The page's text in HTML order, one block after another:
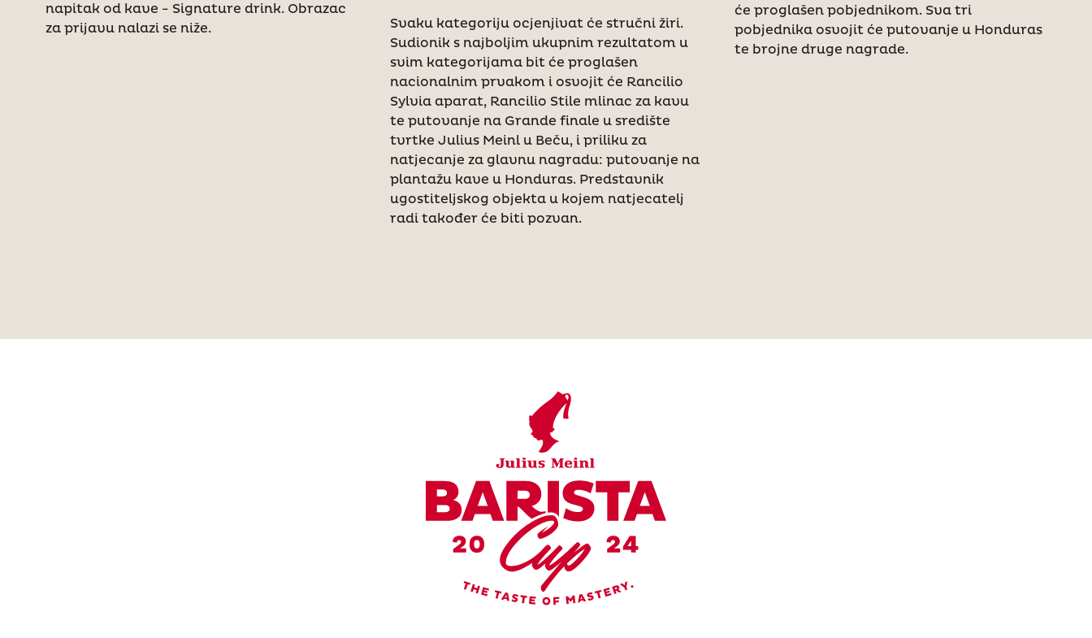
napitak od kave - Signature drink. Obrazac
za prijavu nalazi se niže.
Svaku kategoriju ocjenjivat će stručni žiri.
Sudionik s najboljim ukupnim rezultatom u
svim kategorijama bit će proglašen
nacionalnim prvakom i osvojit će Rancilio
Sylvia aparat, Rancilio Stile mlinac za kavu
te putovanje na Grande finale u središte
tvrtke Julius Meinl u Beču, i priliku za
natjecanje za glavnu nagradu: putovanje na
plantažu kave u Honduras. Predstavnik
ugostiteljskog objekta u kojem natjecatelj
radi također će biti pozvan.
će proglašen pobjednikom. Sva tri
pobjednika osvojit će putovanje u Honduras
te brojne druge nagrade.